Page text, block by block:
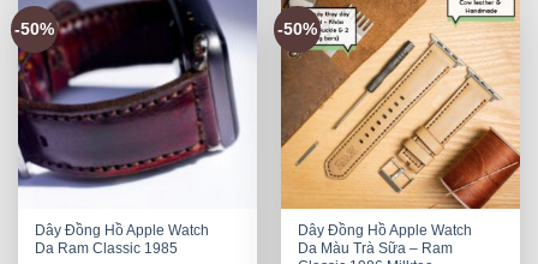
-50%
Dây Đồng Hồ Apple Watch
Da Ram Classic 1985
-50%
Dây Đồng Hồ Apple Watch
Da Màu Trà Sữa – Ram